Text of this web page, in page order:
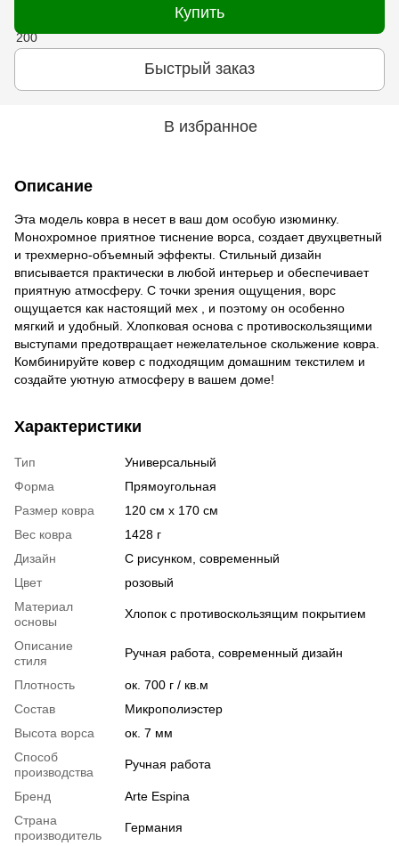
Купить
Быстрый заказ
В избранное
Описание
Эта модель ковра в несет в ваш дом особую изюминку.
Монохромное приятное тиснение ворса, создает двухцветный
и трехмерно-объемный эффекты. Стильный дизайн
вписывается практически в любой интерьер и обеспечивает
приятную атмосферу. С точки зрения ощущения, ворс
ощущается как настоящий мех , и поэтому он особенно
мягкий и удобный. Хлопковая основа с противоскользящими
выступами предотвращает нежелательное скольжение ковра.
Комбинируйте ковер с подходящим домашним текстилем и
создайте уютную атмосферу в вашем доме!
Характеристики
Тип
Универсальный
Форма
Прямоугольная
Размер ковра
120 см x 170 см
Вес ковра
1428 г
Дизайн
С рисунком, современный
Цвет
розовый
Материал
основы
Хлопок с противоскользящим покрытием
Описание
стиля
Ручная работа, современный дизайн
Плотность
ок. 700 г / кв.м
Состав
Микрополиэстер
Высота ворса
ок. 7 мм
Способ
производства
Ручная работа
Бренд
Arte Espina
Страна
производитель
Германия